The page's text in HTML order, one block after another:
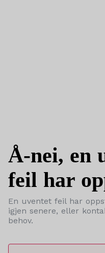
Å-nei, en
feil har
En uventet feil har
igjen senere, eller
behov.